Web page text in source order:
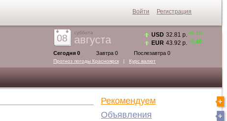
08
суббота
августа
Сегодня 0 Завтра 0 Послезавтра 0
Прогноз погоды Красноярск | Курс валют
USD 32.81 р. +0.15
EUR 43.92 р. +0.26
Рекомендуем
Объявления
Войти Регистрация